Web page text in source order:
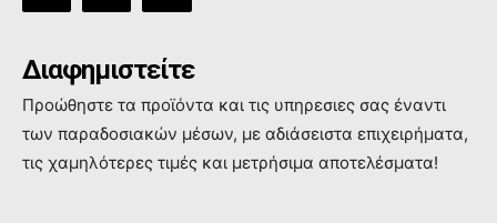
Διαφημιστείτε
Προώθηστε τα προϊόντα και τις υπηρεσιες σας έναντι
των παραδοσιακών μέσων, με αδιάσειστα επιχειρήματα,
τις χαμηλότερες τιμές και μετρήσιμα αποτελέσματα!